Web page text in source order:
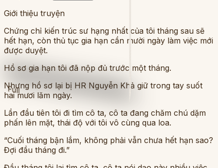
Full
Giới thiệu truyện
Chứng chỉ kiến trúc sư hạng nhất của tôi tháng sau sẽ
hết hạn, còn thủ tục gia hạn cần mười ngày làm việc mới
được duyệt.
Hồ sơ gia hạn tôi đã nộp đủ trước một tháng.
Nhưng hồ sơ lại bị HR Nguyễn Khả giữ trong tay suốt
hai mươi lăm ngày.
Lần đầu tiên tôi đi tìm cô ta, cô ta đang chăm chú dặm
phấn lên mặt, thái độ với tôi vô cùng qua loa.
“Cuối tháng bận lắm, không phải vẫn chưa hết hạn sao?
Đợi đầu tháng đi.”